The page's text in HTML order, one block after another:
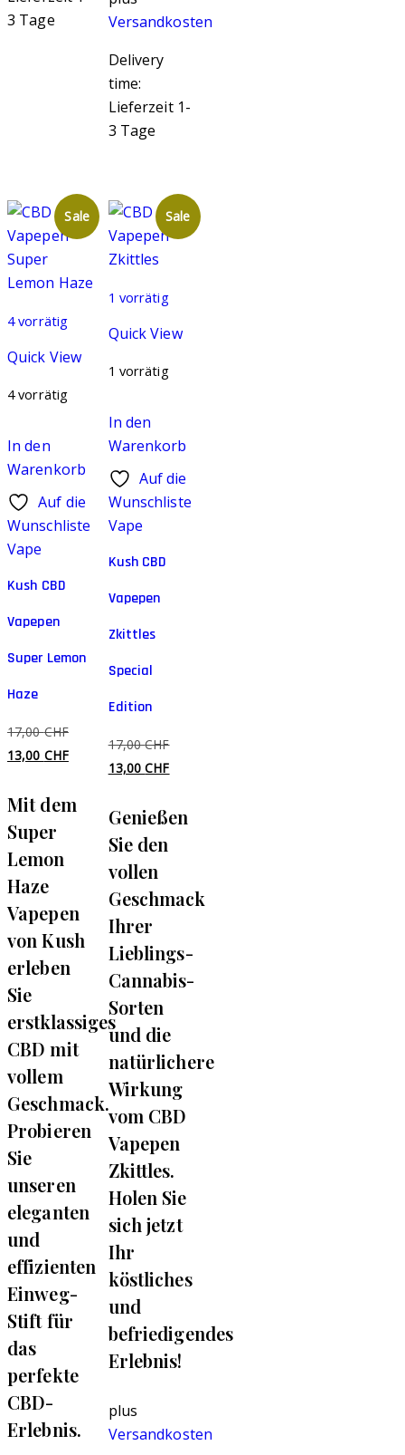
3 Tage
Versandkosten
Delivery
time:
Lieferzeit 1-
3 Tage
Sale
4 vorrätig
Quick View
4 vorrätig
In den
Warenkorb
Auf die
Wunschliste
Vape
Kush CBD
Vapepen
Super Lemon
Haze
17,00CHFUrsprünglicher
Preis
17,00 CHF
13,00 CHFAktueller
ist:
13,00 CHF.
Mit dem
Super
Lemon
Haze
Vapepen
von Kush
erleben
Sie
erstklassiges
CBD mit
vollem
Geschmack.
Probieren
Sie
unseren
eleganten
und
effizienten
Einweg-
Stift für
das
perfekte
CBD-
Erlebnis.
Sale
1 vorrätig
Quick View
1 vorrätig
In den
Warenkorb
Auf die
Wunschliste
Vape
Kush CBD
Vapepen
Zkittles
Special
Edition
17,00CHFUrsprünglicher
Preis
17,00 CHF
13,00CHFAktueller
ist:
Genießen
Sie den
vollen
Geschmack
Ihrer
Lieblings-
Cannabis-
Sorten
und die
natürlichere
Wirkung
vom CBD
Vapepen
Zkittles.
Holen Sie
sich jetzt
Ihr
köstliches
und
befriedigendes
Erlebnis!
plus
Versandkosten